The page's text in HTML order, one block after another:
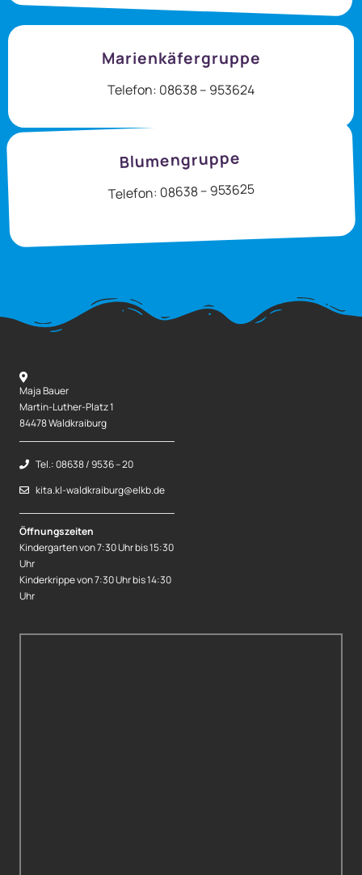
Marienkäfergruppe
Telefon: 08638 – 953624
Blumengruppe
Telefon: 08638 – 953625
Maja Bauer
Martin-Luther-Platz 1
84478 Waldkraiburg
Tel.: 08638 / 9536 – 20
kita.kl-waldkraiburg@elkb.de
Öffnungszeiten
Kindergarten von 7:30 Uhr bis 15:30
Uhr
Kinderkrippe von 7:30 Uhr bis 14:30
Uhr